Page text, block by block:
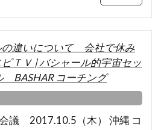
の違いについて 会社で休み
ＴＶ | バシャール的宇宙セッ
BASHAR コーチング
議 2017.10.5（木） 沖縄 コ